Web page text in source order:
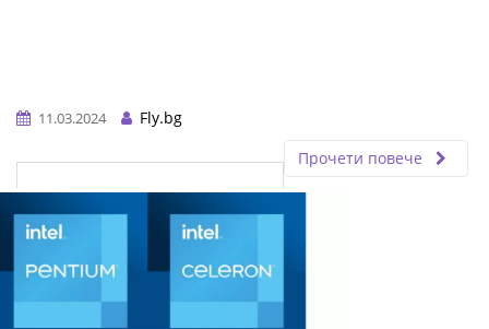
11.03.2024
Fly.bg
Прочети повече